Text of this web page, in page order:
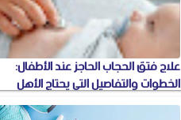
علاج فتق الحجاب الحاجز عند الأطفال:
الخطوات والتفاصيل التي يحتاج الأهل
معرفتها